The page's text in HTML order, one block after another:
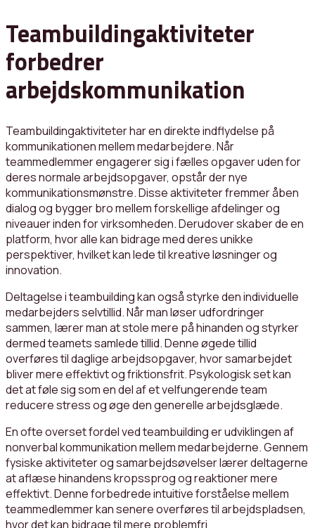
Teambuildingaktiviteter
forbedrer
arbejdskommunikation
Teambuildingaktiviteter har en direkte indflydelse på
kommunikationen mellem medarbejdere. Når
teammedlemmer engagerer sig i fælles opgaver uden for
deres normale arbejdsopgaver, opstår der nye
kommunikationsmønstre. Disse aktiviteter fremmer åben
dialog og bygger bro mellem forskellige afdelinger og
niveauer inden for virksomheden. Derudover skaber de en
platform, hvor alle kan bidrage med deres unikke
perspektiver, hvilket kan lede til kreative løsninger og
innovation.
Deltagelse i teambuilding kan også styrke den individuelle
medarbejders selvtillid. Når man løser udfordringer
sammen, lærer man at stole mere på hinanden og styrker
dermed teamets samlede tillid. Denne øgede tillid
overføres til daglige arbejdsopgaver, hvor samarbejdet
bliver mere effektivt og friktionsfrit. Psykologisk set kan
det at føle sig som en del af et velfungerende team
reducere stress og øge den generelle arbejdsglæde.
En ofte overset fordel ved teambuilding er udviklingen af
nonverbal kommunikation mellem medarbejderne. Gennem
fysiske aktiviteter og samarbejdsøvelser lærer deltagerne
at aflæse hinandens kropssprog og reaktioner mere
effektivt. Denne forbedrede intuitive forståelse mellem
teammedlemmer kan senere overføres til arbejdspladsen,
hvor det kan bidrage til mere problemfri